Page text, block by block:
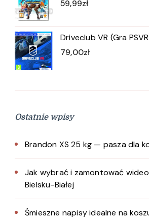
59,99zł
Driveclub VR (Gra
79,00zł
Ostatnie wpisy
Brandon XS 25 kg — pasza dla
Jak wybrać i zamontować
Bielsku-Białej
Śmieszne napisy idealne na